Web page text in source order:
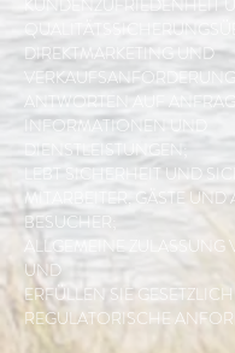
KUNDENZUFRIEDENHEIT
DIREKTMARKETING UND
ANTWORTEN AUF
INFORMATIONEN UND
DIENSTLEISTUNGEN;
LEBT SICHERHEIT UND
MITARBEITER, GÄSTE UND
BESUCHER;
ALLGEMEINE ZULASSUNG
UND
ERFÜLLEN SIE
REGULATORISCHE